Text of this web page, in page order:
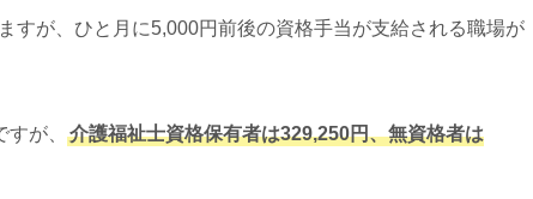
すが、ひと月に5,000円前後の資格手当が支給される職場が
が、
介護福祉士資格保有者は329,250円、無資格者は